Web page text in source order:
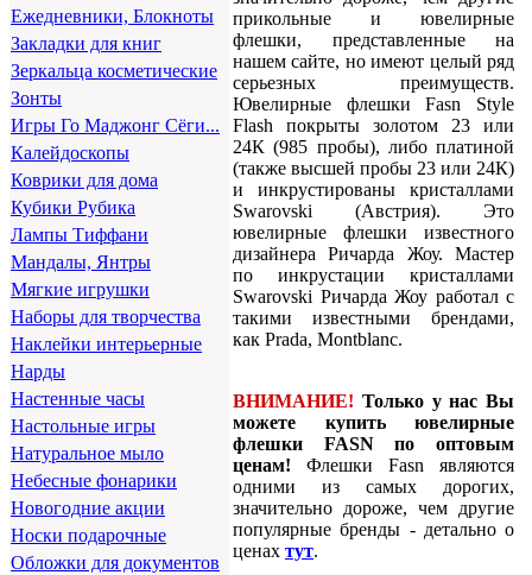
Ежедневники, Блокноты
Закладки для книг
Зеркальца косметические
Зонты
Игры Го Маджонг Сёги...
Калейдоскопы
Коврики для дома
Кубики Рубика
Лампы Тиффани
Мандалы, Янтры
Мягкие игрушки
Наборы для творчества
Наклейки интерьерные
Нарды
Настенные часы
Настольные игры
Натуральное мыло
Небесные фонарики
Новогодние акции
Носки подарочные
Обложки для документов
прикольные и ювелирные
флешки, представленные на
нашем сайте, но имеют целый ряд
серьезных преимуществ.
Ювелирные флешки Fasn Style
Flash покрыты золотом 23 или
24К (985 пробы), либо платиной
(также высшей пробы 23 или 24К)
и инкрустированы кристаллами
Swarovski (Австрия). Это
ювелирные флешки известного
дизайнера Ричарда Жоу. Мастер
по инкрустации кристаллами
Swarovski Ричарда Жоу работал с
такими известными брендами,
как Prada, Montblanc.
ВНИМАНИЕ! Только у нас Вы
можете купить ювелирные
флешки FASN по оптовым
ценам! Флешки Fasn являются
одними из самых дорогих,
значительно дороже, чем другие
популярные бренды - детально о
ценах тут.